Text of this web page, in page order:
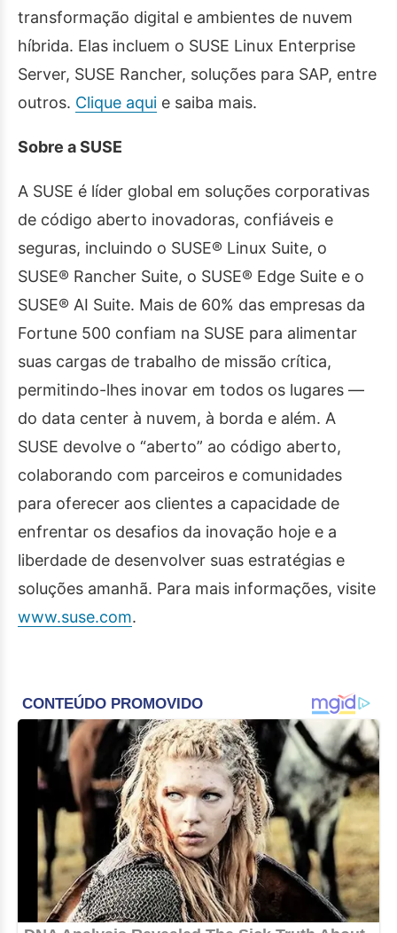
transformação digital e ambientes de nuvem
híbrida. Elas incluem o SUSE Linux Enterprise
Server, SUSE Rancher, soluções para SAP, entre
outros. Clique aqui e saiba mais.
Sobre a SUSE
A SUSE é líder global em soluções corporativas
de código aberto inovadoras, confiáveis e
seguras, incluindo o SUSE® Linux Suite, o
SUSE® Rancher Suite, o SUSE® Edge Suite e o
SUSE® AI Suite. Mais de 60% das empresas da
Fortune 500 confiam na SUSE para alimentar
suas cargas de trabalho de missão crítica,
permitindo-lhes inovar em todos os lugares —
do data center à nuvem, à borda e além. A
SUSE devolve o “aberto” ao código aberto,
colaborando com parceiros e comunidades
para oferecer aos clientes a capacidade de
enfrentar os desafios da inovação hoje e a
liberdade de desenvolver suas estratégias e
soluções amanhã. Para mais informações, visite
www.suse.com.